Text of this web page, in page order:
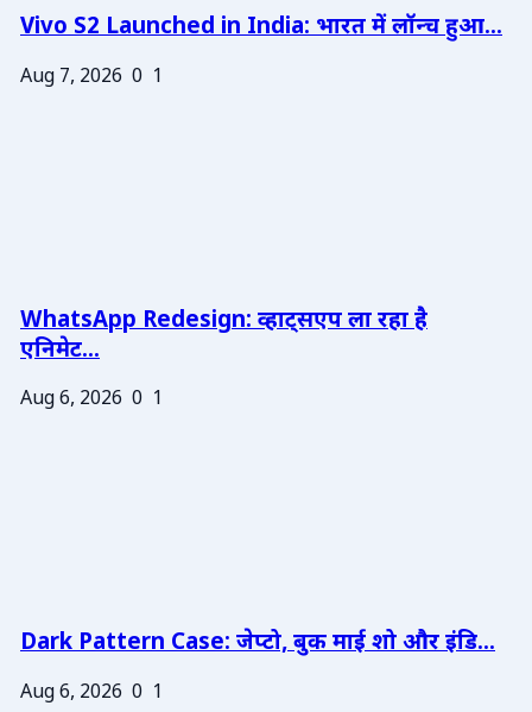
Vivo S2 Launched in India: भारत में लॉन्च हुआ...
Aug 7, 2026 0 1
WhatsApp Redesign: व्हाट्सएप ला रहा है
एनिमेट...
Aug 6, 2026 0 1
Dark Pattern Case: जेप्टो, बुक माई शो और इंडि...
Aug 6, 2026 0 1